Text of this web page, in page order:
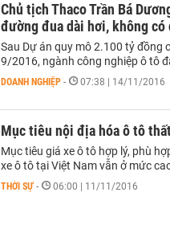
Chủ tịch Thaco Trần Bá
đường đua dài hơi, không
Sau Dự án quy mô 2.100 tỷ đồng
9/2016, ngành công nghiệp ô tô
DOANH NGHIỆP - 07:38 | 14/11/2016
Mục tiêu nội địa hóa ô tô
Mục tiêu giá xe ô tô hợp lý, phù
xe ô tô tại Việt Nam vẫn ở mức
THỜI SỰ - 06:00 | 11/11/2016